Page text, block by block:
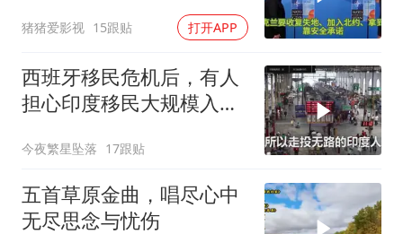
猪猪爱影视 15跟贴 打开APP
西班牙移民危机后，有人
担心印度移民大规模入侵
今夜繁星坠落 17跟贴
五首草原金曲，唱尽心中
无尽思念与忧伤